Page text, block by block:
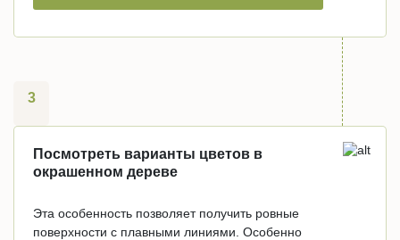
3
Посмотреть варианты цветов в
окрашенном дереве
Эта особенность позволяет получить ровные
поверхности с плавными линиями. Особенно